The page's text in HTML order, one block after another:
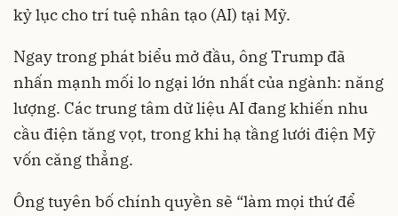
kỷ lục cho trí tuệ nhân tạo (AI) tại Mỹ.
Ngay trong phát biểu mở đầu, ông Trump đã
nhấn mạnh mối lo ngại lớn nhất của ngành: năng
lượng. Các trung tâm dữ liệu AI đang khiến nhu
cầu điện tăng vọt, trong khi hạ tầng lưới điện Mỹ
vốn căng thẳng.
Ông tuyên bố chính quyền sẽ “làm mọi thứ để